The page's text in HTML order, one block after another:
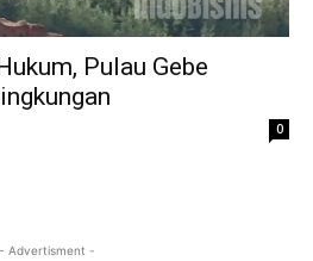
Pulau Gebe
0
- Advertisment -